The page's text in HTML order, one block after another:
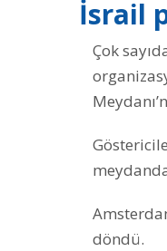
İsrail
Çok
döndü.